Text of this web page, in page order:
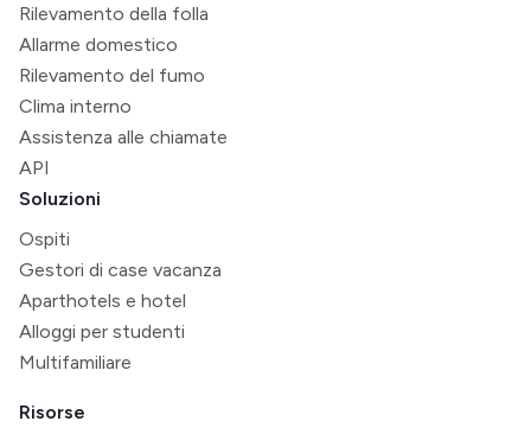
Rilevamento della folla
Allarme domestico
Rilevamento del fumo
Clima interno
Assistenza alle chiamate
API
Soluzioni
Ospiti
Gestori di case vacanza
Aparthotels e hotel
Alloggi per studenti
Multifamiliare
Risorse